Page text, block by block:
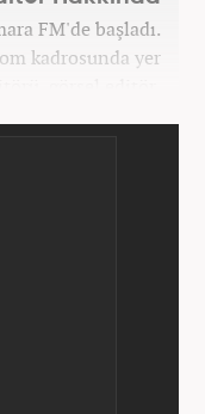
FM'de başladı.
kadrosunda yer
görsel editör,